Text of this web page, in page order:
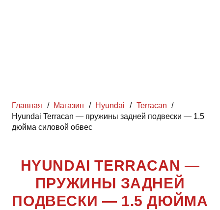
Главная / Магазин / Hyundai / Terracan /
Hyundai Terracan — пружины задней подвески — 1.5
дюйма силовой обвес
HYUNDAI TERRACAN —
ПРУЖИНЫ ЗАДНЕЙ
ПОДВЕСКИ — 1.5 ДЮЙМА